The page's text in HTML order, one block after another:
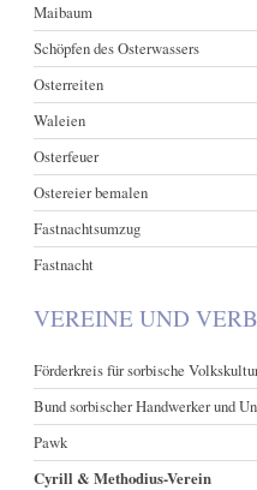
Maibaum
Schöpfen des Osterwassers
Osterreiten
Waleien
Osterfeuer
Ostereier bemalen
Fastnachtsumzug
Fastnacht
VEREINE UND
Förderkreis für sorbische
Bund sorbischer Handwerker und
Pawk
Cyrill & Methodius-Verein